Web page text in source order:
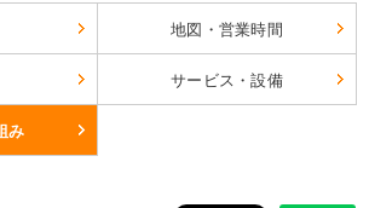
地図・営業時間
サービス・設備
み